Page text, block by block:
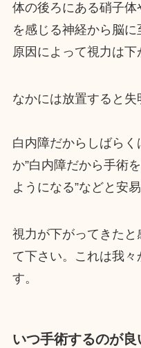
体の後ろにある硝子
を感じる神経から脳
原因によって視力は下
なかには放置すると失
白内障だからしばらく
か”白内障だから手術
ようになる”などと安
視力が下がってきた
て下さい。これは我
す。
いつ手術するのが良